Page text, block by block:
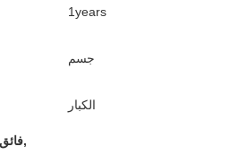
1years
جسم
الكبار